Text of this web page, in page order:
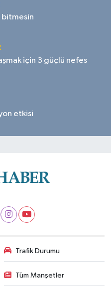
bitmesin
için 3 güçlü nefes
etkisi
Trafik Durumu
Tüm Manşetler